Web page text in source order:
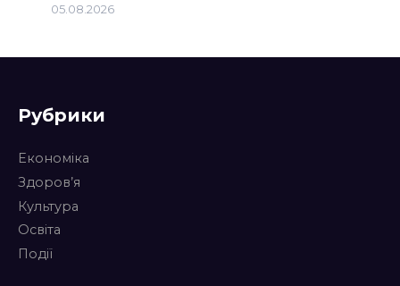
05.08.2026
Рубрики
Економіка
Здоров’я
Культура
Освіта
Події